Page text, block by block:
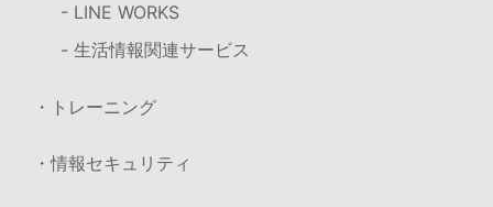
- LINE WORKS
- 生活情報関連サービス
・トレーニング
・情報セキュリティ